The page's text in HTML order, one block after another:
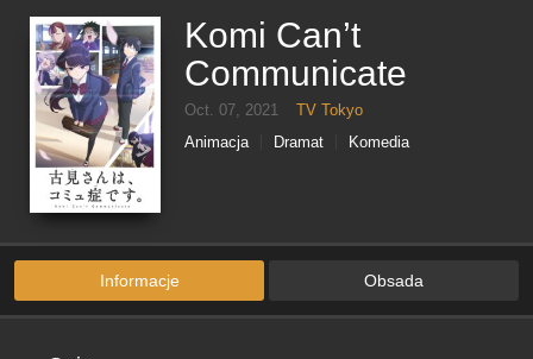
Komi Can’t
Communicate
Oct. 07, 2021
TV Tokyo
Animacja
Dramat Komedia
Informacje Obsada